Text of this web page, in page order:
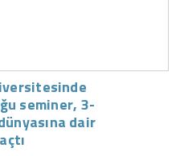
seminer, 3-
dair